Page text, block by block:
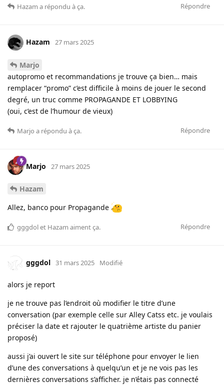
Répondre
Hazam a répondu à ça.
Hazam 27 mars 2025
Marjo
autopromo et recommandations je trouve ça bien… mais
remplacer “promo” c’est difficile à moins de jouer le second
degré, un truc comme PROPAGANDE ET LOBBYING
(oui, c’est de l’humour de vieux)
Répondre
Marjo a répondu à ça.
Marjo 27 mars 2025
Hazam
Allez, banco pour Propagande
Répondre
gggdolet Hazam aiment ça.
gggdol 31 mars 2025 Modifié
alors je report
je ne trouve pas l’endroit où modifier le titre d’une
conversation (par exemple celle sur Alley Catss etc. je voulais
préciser la date et rajouter le quatrième artiste du panier
proposé)
aussi j’ai ouvert le site sur téléphone pour envoyer le lien
d’une des conversations à quelqu’un et je ne vois pas les
dernières conversations s’afficher. je n’étais pas connecté